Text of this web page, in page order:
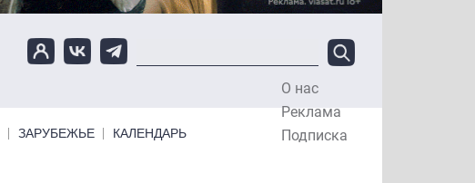
О нас
Реклама
Подписка
ЗАРУБЕЖЬЕ КАЛЕНДАРЬ